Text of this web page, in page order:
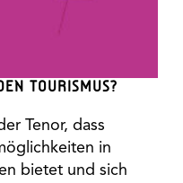
TOURISMUS?
Tenor, dass
in
bietet und sich